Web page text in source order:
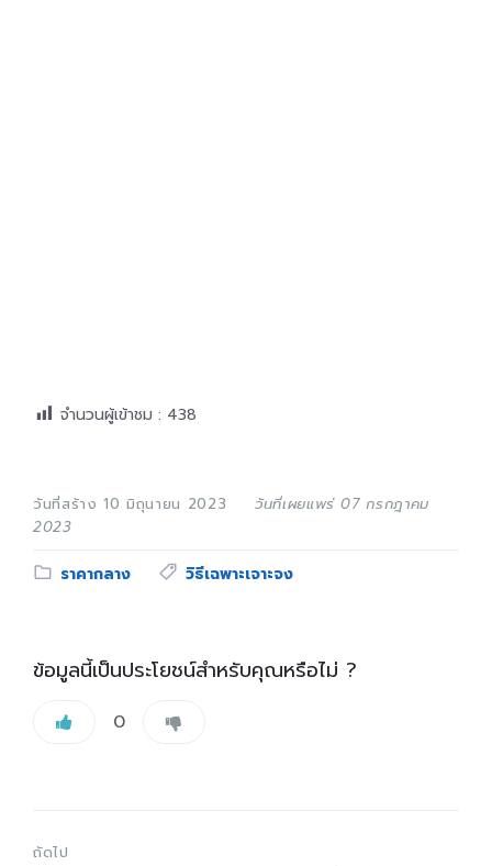
จำนวนผู้เข้าชม : 438
วันที่สร้าง 10 มิถุนายน 2023
วันที่เผยแพร่ 07 กรกฎาคม
2023
Category:
ราคากลาง Tags:
วิธีเฉพาะเจาะจง
ข้อมูลนี้เป็นประโยชน์สำหรับคุณหรือไม่ ?
0
ถัดไป